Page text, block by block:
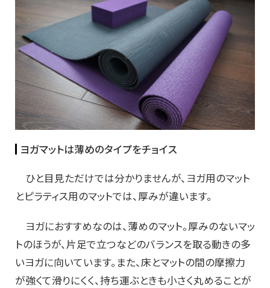
ヨガマットは薄めのタイプをチョイス
ひと目見ただけでは分かりませんが、ヨガ用のマット
とピラティス用のマットでは、厚みが違います。
ヨガにおすすめなのは、薄めのマット。厚みのないマッ
トのほうが、片足で立つなどのバランスを取る動きの多
いヨガに向いています。また、床とマットの間の摩擦力
が強くて滑りにくく、持ち運ぶときも小さく丸めることが